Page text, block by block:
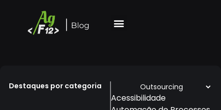
Destaques por categoria
Acessibilidade